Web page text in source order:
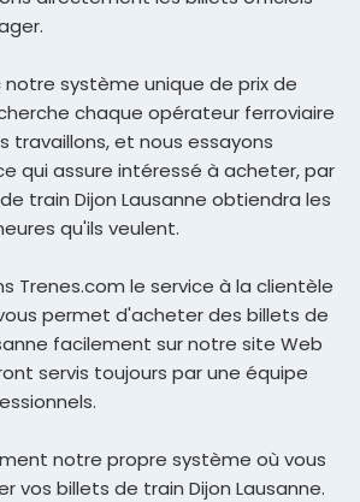
système unique de prix de
chaque opérateur ferroviaire
travaillons, et nous essayons
qui assure intéressé à acheter, par
train Dijon Lausanne obtiendra les
qu'ils veulent.
Trenes.com le service à la clientèle
permet d'acheter des billets de
facilement sur notre site Web
servis toujours par une équipe
notre propre système où vous
vos billets de train Dijon Lausanne.